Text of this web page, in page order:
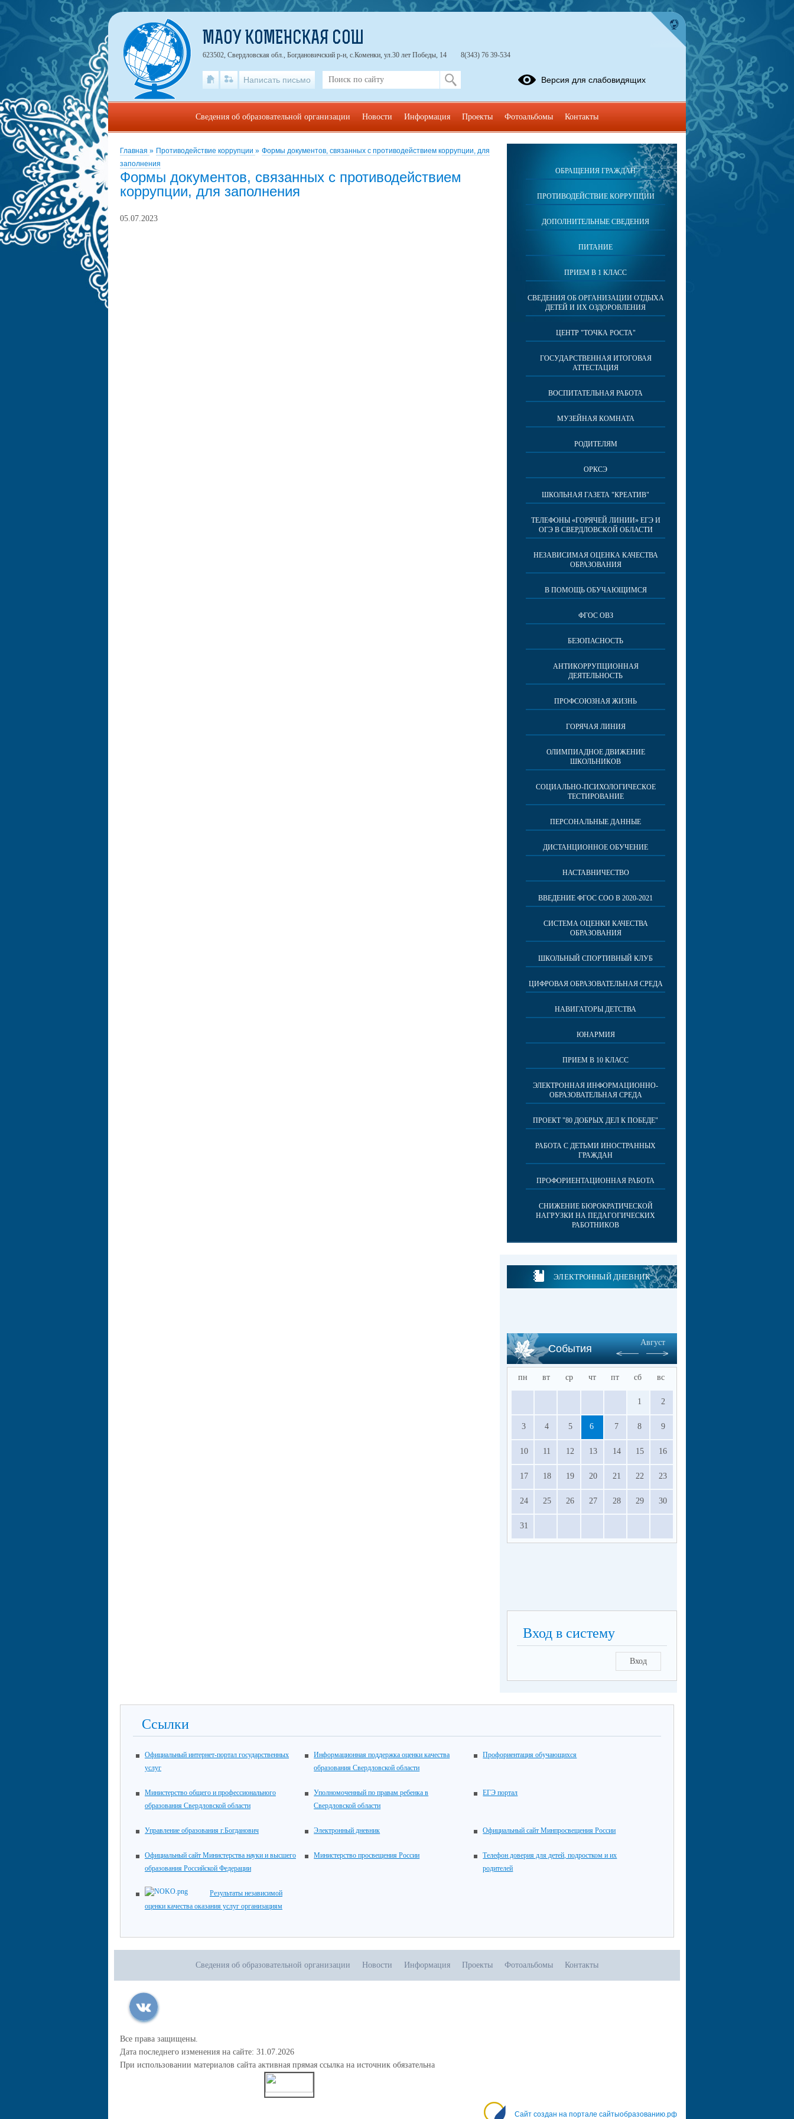
Главная » Противодействие коррупции » Формы документов, связанных с противодействием коррупции, для
заполнения
Формы документов, связанных с противодействием
коррупции, для заполнения
05.07.2023
ОБРАЩЕНИЯ ГРАЖДАН
ПРОТИВОДЕЙСТВИЕ КОРРУПЦИИ
ДОПОЛНИТЕЛЬНЫЕ СВЕДЕНИЯ
ПИТАНИЕ
ПРИЕМ В 1 КЛАСС
СВЕДЕНИЯ ОБ ОРГАНИЗАЦИИ ОТДЫХА
ДЕТЕЙ И ИХ ОЗДОРОВЛЕНИЯ
ЦЕНТР "ТОЧКА РОСТА"
ГОСУДАРСТВЕННАЯ ИТОГОВАЯ
АТТЕСТАЦИЯ
ВОСПИТАТЕЛЬНАЯ РАБОТА
МУЗЕЙНАЯ КОМНАТА
РОДИТЕЛЯМ
ОРКСЭ
ШКОЛЬНАЯ ГАЗЕТА "КРЕАТИВ"
ТЕЛЕФОНЫ «ГОРЯЧЕЙ ЛИНИИ» ЕГЭ И
ОГЭ В СВЕРДЛОВСКОЙ ОБЛАСТИ
НЕЗАВИСИМАЯ ОЦЕНКА КАЧЕСТВА
ОБРАЗОВАНИЯ
В ПОМОЩЬ ОБУЧАЮЩИМСЯ
ФГОС ОВЗ
БЕЗОПАСНОСТЬ
АНТИКОРРУПЦИОННАЯ
ДЕЯТЕЛЬНОСТЬ
ПРОФСОЮЗНАЯ ЖИЗНЬ
ГОРЯЧАЯ ЛИНИЯ
ОЛИМПИАДНОЕ ДВИЖЕНИЕ
ШКОЛЬНИКОВ
СОЦИАЛЬНО-ПСИХОЛОГИЧЕСКОЕ
ТЕСТИРОВАНИЕ
ПЕРСОНАЛЬНЫЕ ДАННЫЕ
ДИСТАНЦИОННОЕ ОБУЧЕНИЕ
НАСТАВНИЧЕСТВО
ВВЕДЕНИЕ ФГОС СОО В 2020-2021
СИСТЕМА ОЦЕНКИ КАЧЕСТВА
ОБРАЗОВАНИЯ
ШКОЛЬНЫЙ СПОРТИВНЫЙ КЛУБ
ЦИФРОВАЯ ОБРАЗОВАТЕЛЬНАЯ СРЕДА
НАВИГАТОРЫ ДЕТСТВА
ЮНАРМИЯ
ПРИЕМ В 10 КЛАСС
ЭЛЕКТРОННАЯ ИНФОРМАЦИОННО-
ОБРАЗОВАТЕЛЬНАЯ СРЕДА
ПРОЕКТ "80 ДОБРЫХ ДЕЛ К ПОБЕДЕ"
РАБОТА С ДЕТЬМИ ИНОСТРАННЫХ
ГРАЖДАН
ПРОФОРИЕНТАЦИОННАЯ РАБОТА
СНИЖЕНИЕ БЮРОКРАТИЧЕСКОЙ
НАГРУЗКИ НА ПЕДАГОГИЧЕСКИХ
РАБОТНИКОВ
ЭЛЕКТРОННЫЙ ДНЕВНИК
События
Август
пн вт ср чт пт сб вс
1 2
3 4 5 6 7 8 9
10 11 12 13 14 15 16
17 18 19 20 21 22 23
24 25 26 27 28 29 30
31
Вход в систему
Вход
Ссылки
Официальный интернет-портал государственных
услуг
Информационная поддержка оценки качества
образования Свердловской области
Профориентация обучающихся
Министерство общего и профессионального
образования Свердловской области
Уполномоченный по правам ребенка в
Свердловской области
ЕГЭ портал
Управление образования г.Богданович Электронный дневник Официальный сайт Минпросвещения России
Официальный сайт Министерства науки и высшего
образования Российской Федерации
Министерство просвещения России
Телефон доверия для детей, подростком и их
родителей
Результаты независимой
оценки качества оказания услуг организациям
МАОУ КОМЕНСКАЯ СОШ
623502, Свердловская обл., Богдановичский р-н, с.Коменки, ул.30 лет Победы, 14 8(343) 76 39-534
Написать письмо Версия для слабовидящих
Сведения об образовательной организации Новости Информация Проекты Фотоальбомы Контакты
Сведения об образовательной организации Новости Информация Проекты Фотоальбомы Контакты
Все права защищены.
Дата последнего изменения на сайте: 31.07.2026
При использовании материалов сайта активная прямая ссылка на источник обязательна
Сайт создан на портале сайтыобразованию.рф